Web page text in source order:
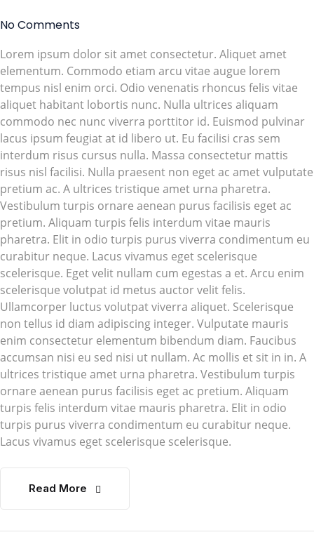
No Comments
Lorem ipsum dolor sit amet consectetur. Aliquet amet
elementum. Commodo etiam arcu vitae augue lorem
tempus nisl enim orci. Odio venenatis rhoncus felis vitae
aliquet habitant lobortis nunc. Nulla ultrices aliquam
commodo nec nunc viverra porttitor id. Euismod pulvinar
lacus ipsum feugiat at id libero ut. Eu facilisi cras sem
interdum risus cursus nulla. Massa consectetur mattis
risus nisl facilisi. Nulla praesent non eget ac amet vulputate
pretium ac. A ultrices tristique amet urna pharetra.
Vestibulum turpis ornare aenean purus facilisis eget ac
pretium. Aliquam turpis felis interdum vitae mauris
pharetra. Elit in odio turpis purus viverra condimentum eu
curabitur neque. Lacus vivamus eget scelerisque
scelerisque. Eget velit nullam cum egestas a et. Arcu enim
scelerisque volutpat id metus auctor velit felis.
Ullamcorper luctus volutpat viverra aliquet. Scelerisque
non tellus id diam adipiscing integer. Vulputate mauris
enim consectetur elementum bibendum diam. Faucibus
accumsan nisi eu sed nisi ut nullam. Ac mollis et sit in in. A
ultrices tristique amet urna pharetra. Vestibulum turpis
ornare aenean purus facilisis eget ac pretium. Aliquam
turpis felis interdum vitae mauris pharetra. Elit in odio
turpis purus viverra condimentum eu curabitur neque.
Lacus vivamus eget scelerisque scelerisque.
Read More